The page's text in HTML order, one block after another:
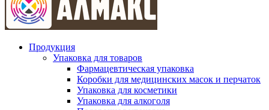
Продукция
Упаковка для товаров
Фармацевтическая упаковка
Коробки для медицинских масок и перчаток
Упаковка для косметики
Упаковка для алкоголя